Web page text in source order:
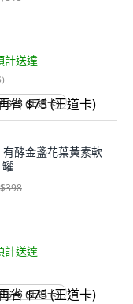
計送達
)
$75 (王道卡)
酵金盞花葉黃素軟
罐
$398
計送達
$75 (王道卡)